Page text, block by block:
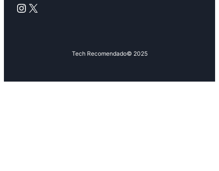
Instagram X
Tech Recomendado© 2025